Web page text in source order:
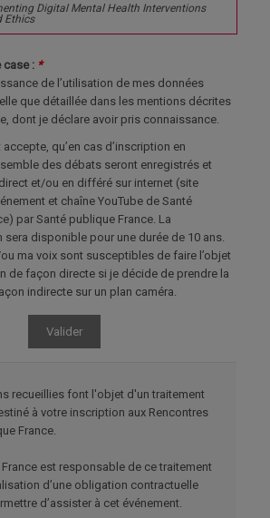
Digital Mental Health Interventions
Ethics
case : *
de l’utilisation de mes données
que détaillée dans les mentions décrites
dont je déclare avoir pris connaissance.
qu’en cas d’inscription en
des débats seront enregistrés et
et/ou en différé sur internet (site
et chaîne YouTube de Santé
par Santé publique France. La
sera disponible pour une durée de 10 ans.
ma voix sont susceptibles de faire l’objet
de façon directe si je décide de prendre la
indirecte sur un plan caméra.
Valider
recueillies font l'objet d'un traitement
à votre inscription aux Rencontres
France.
est responsable de ce traitement
d’une obligation contractuelle
d’assister à cet événement.